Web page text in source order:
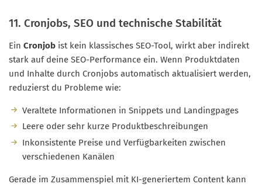
11. Cronjobs, SEO und technische Stabilität
Ein Cronjob ist kein klassisches SEO-Tool, wirkt aber indirekt
stark auf deine SEO-Performance ein. Wenn Produktdaten
und Inhalte durch Cronjobs automatisch aktualisiert werden,
reduzierst du Probleme wie:
Veraltete Informationen in Snippets und Landingpages
Leere oder sehr kurze Produktbeschreibungen
Inkonsistente Preise und Verfügbarkeiten zwischen
verschiedenen Kanälen
Gerade im Zusammenspiel mit KI-generiertem Content kann